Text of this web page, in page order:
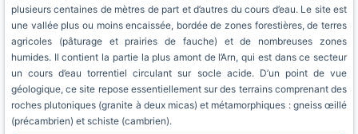
plusieurs centaines de mètres de part et d’autres du cours d’eau. Le site est
une vallée plus ou moins encaissée, bordée de zones forestières, de terres
agricoles (pâturage et prairies de fauche) et de nombreuses zones
humides. Il contient la partie la plus amont de l’Arn, qui est dans ce secteur
un cours d’eau torrentiel circulant sur socle acide. D’un point de vue
géologique, ce site repose essentiellement sur des terrains comprenant des
roches plutoniques (granite à deux micas) et métamorphiques : gneiss œillé
(précambrien) et schiste (cambrien).